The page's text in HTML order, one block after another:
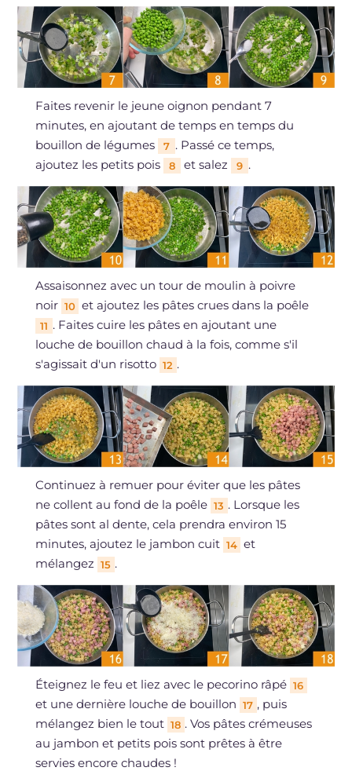
Faites revenir le jeune oignon pendant 7
minutes, en ajoutant de temps en temps du
bouillon de légumes
7 . Passé ce temps,
ajoutez les petits pois
8 et salez 9 .
Assaisonnez avec un tour de moulin à poivre
noir 10 et ajoutez les pâtes crues dans la poêle
11 . Faites cuire les pâtes en ajoutant une
louche de bouillon chaud à la fois, comme s'il
s'agissait d'un risotto 12 .
Continuez à remuer pour éviter que les pâtes
ne collent au fond de la poêle 13 . Lorsque les
pâtes sont al dente, cela prendra environ 15
minutes, ajoutez le jambon cuit 14 et
mélangez 15 .
Éteignez le feu et liez avec le pecorino râpé 16
et une dernière louche de bouillon 17 , puis
mélangez bien le tout 18 . Vos pâtes crémeuses
au jambon et petits pois sont prêtes à être
servies encore chaudes !